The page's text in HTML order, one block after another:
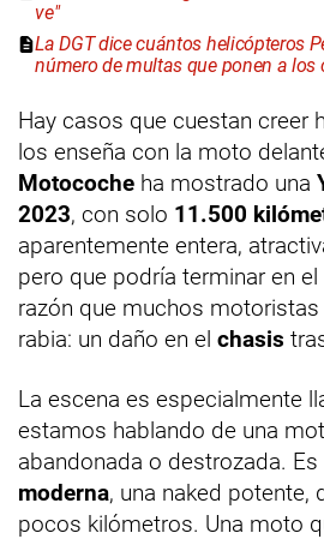
ve"
La DGT dice cuántos helicópteros
número de multas que ponen a los
Hay casos que cuestan creer
los enseña con la moto
Motocoche ha mostrado una
2023, con solo 11.500
aparentemente entera,
pero que podría terminar en
razón que muchos motoristas
rabia: un daño en el chasis
La escena es especialmente
estamos hablando de una
abandonada o destrozada. Es
moderna, una naked potente,
pocos kilómetros. Una moto